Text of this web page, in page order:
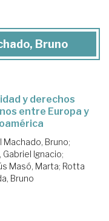
Bruno
y derechos
entre Europa y
Machado, Bruno;
Gabriel Ignacio;
Masó, Marta; Rotta
Bruno